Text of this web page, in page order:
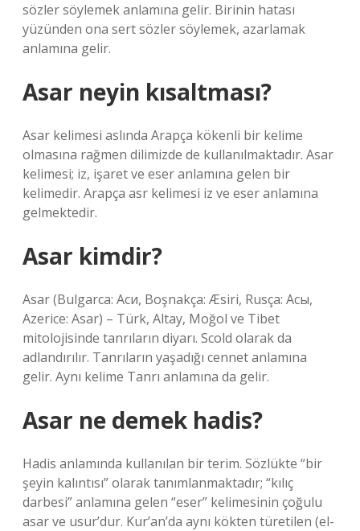
sözler söylemek anlamına gelir. Birinin hatası
yüzünden ona sert sözler söylemek, azarlamak
anlamına gelir.
Asar neyin kısaltması?
Asar kelimesi aslında Arapça kökenli bir kelime
olmasına rağmen dilimizde de kullanılmaktadır. Asar
kelimesi; iz, işaret ve eser anlamına gelen bir
kelimedir. Arapça asr kelimesi iz ve eser anlamına
gelmektedir.
Asar kimdir?
Asar (Bulgarca: Аси, Boşnakça: Æsiri, Rusça: Асы,
Azerice: Asar) – Türk, Altay, Moğol ve Tibet
mitolojisinde tanrıların diyarı. Scold olarak da
adlandırılır. Tanrıların yaşadığı cennet anlamına
gelir. Aynı kelime Tanrı anlamına da gelir.
Asar ne demek hadis?
Hadis anlamında kullanılan bir terim. Sözlükte “bir
şeyin kalıntısı” olarak tanımlanmaktadır; “kılıç
darbesi” anlamına gelen “eser” kelimesinin çoğulu
asar ve usur’dur. Kur’an’da aynı kökten türetilen (el-